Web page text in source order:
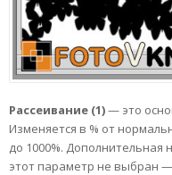
Рассеивание (1)— это
Изменяется в % от
до 1000%. Дополнительная
этот параметр не выбран